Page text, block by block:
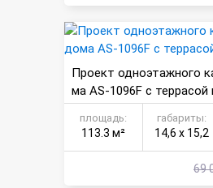
Проект одноэтажного
ма AS-1096F с террасой
площадь:
113.3 м²
габариты:
14,6 х 15,2
69